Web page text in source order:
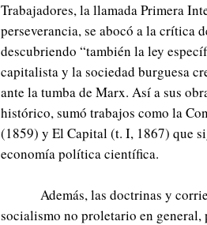
Trabajadores, la llamada Primera
perseverancia, se abocó a la crítica
descubriendo “también la ley
capitalista y la sociedad burguesa
ante la tumba de Marx. Así a sus
histórico, sumó trabajos como la
(1859) y El Capital (t. I, 1867) que
economía política científica.
Además, las doctrinas y
socialismo no proletario en general,